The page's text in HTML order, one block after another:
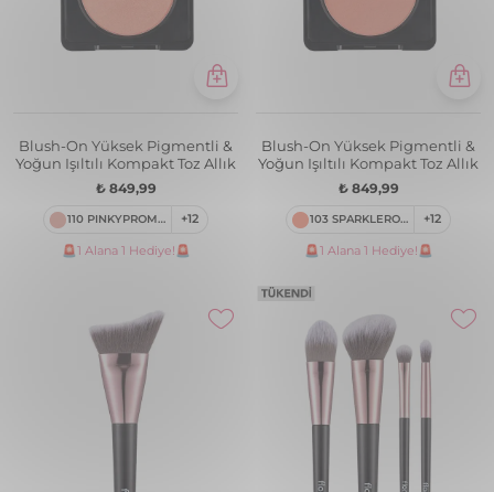
Blush-On Yüksek Pigmentli &
Yoğun Işıltılı Kompakt Toz Allık
₺ 849,99
110 PINKYPROMISE +12
🚨1 Alana 1 Hediye!🚨
Blush-On Yüksek Pigmentli &
Yoğun Işıltılı Kompakt Toz Allık
₺ 849,99
103 SPARKLEROSE +12
🚨1 Alana 1 Hediye!🚨